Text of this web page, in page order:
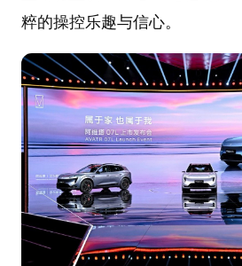
粹的操控乐趣与信心。